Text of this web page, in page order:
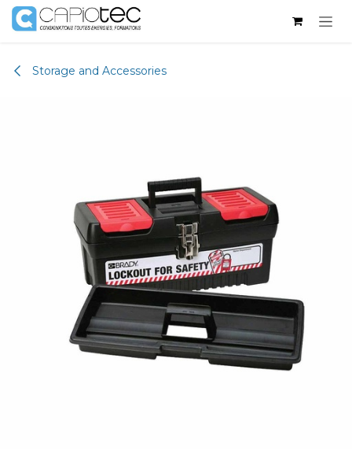
Skip to Content
Storage and Accessories